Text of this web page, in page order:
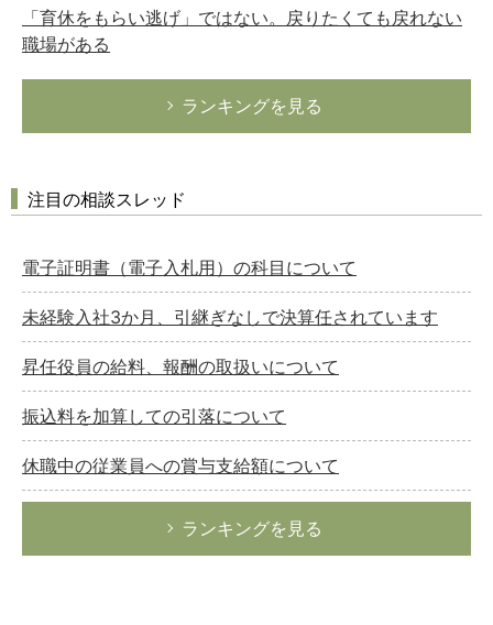
「育休をもらい逃げ」ではない。戻りたくても戻れない
職場がある
ランキングを見る
注目の相談スレッド
電子証明書（電子入札用）の科目について
未経験入社3か月、引継ぎなしで決算任されています
昇任役員の給料、報酬の取扱いについて
振込料を加算しての引落について
休職中の従業員への賞与支給額について
ランキングを見る